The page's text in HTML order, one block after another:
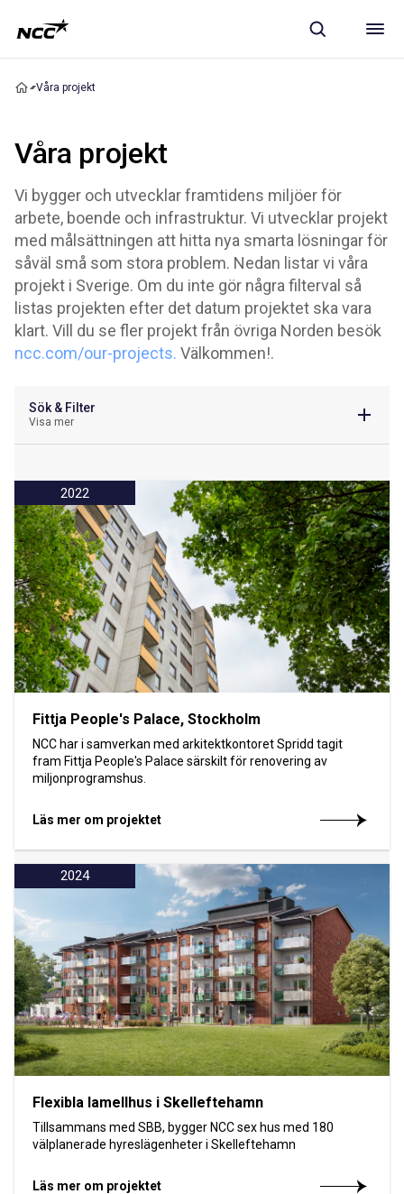
Våra projekt
Våra projekt
Vi bygger och utvecklar framtidens miljöer för
arbete, boende och infrastruktur. Vi utvecklar projekt
med målsättningen att hitta nya smarta lösningar för
såväl små som stora problem. Nedan listar vi våra
projekt i Sverige. Om du inte gör några filterval så
listas projekten efter det datum projektet ska vara
klart. Vill du se fler projekt från övriga Norden besök
ncc.com/our-projects. Välkommen!.
Sök & Filter
Visa mer
2022
Fittja People's Palace, Stockholm
NCC har i samverkan med arkitektkontoret Spridd tagit
fram Fittja People's Palace särskilt för renovering av
miljonprogramshus.
Läs mer om projektet
2024
Flexibla lamellhus i Skelleftehamn
Tillsammans med SBB, bygger NCC sex hus med 180
välplanerade hyreslägenheter i Skelleftehamn
Läs mer om projektet